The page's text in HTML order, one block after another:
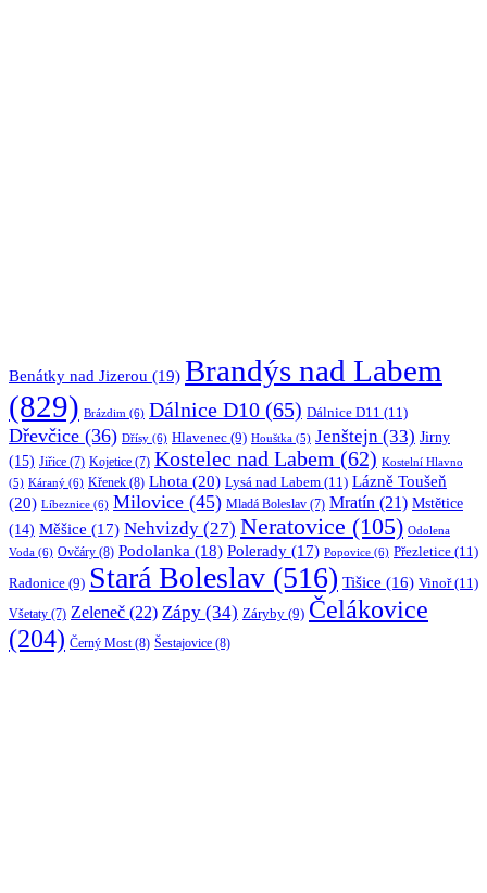
Benátky nad Jizerou (19) Brandýs nad Labem
(829) Brázdim (6) Dálnice D10 (65) Dálnice D11 (11)
Dřevčice (36) Dřísy (6) Hlavenec (9) Houštka (5) Jenštejn (33) Jirny
(15) Jiřice (7) Kojetice (7) Kostelec nad Labem (62) Kostelní Hlavno
(5) Káraný (6) Křenek (8) Lhota (20) Lysá nad Labem (11) Lázně Toušeň
(20) Líbeznice (6) Milovice (45) Mladá Boleslav (7) Mratín (21) Mstětice
(14) Měšice (17) Nehvizdy (27) Neratovice (105) Odolena
Voda (6) Ovčáry (8) Podolanka (18) Polerady (17) Popovice (6) Přezletice (11)
Radonice (9) Stará Boleslav (516) Tišice (16) Vinoř(11)
Všetaty (7) Zeleneč (22) Zápy (34) Záryby (9) Čelákovice
(204) Černý Most (8) Šestajovice (8)